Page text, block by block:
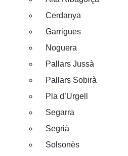
Cerdanya
Garrigues
Noguera
Pallars Jussà
Pallars Sobirà
Pla d’Urgell
Segarra
Segrià
Solsonès